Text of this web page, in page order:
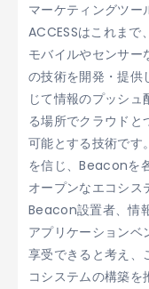
マーケティングツー
ACCESSはこれまで
モバイルやセンサー
の技術を開発・提供
じて情報のプッシ
る場所でクラウドと
可能とする技術で
を信じ、Beaconを
オープンなエコシス
Beacon設置者、情
アプリケーションベ
享受できると考え、
コシステムの構築を